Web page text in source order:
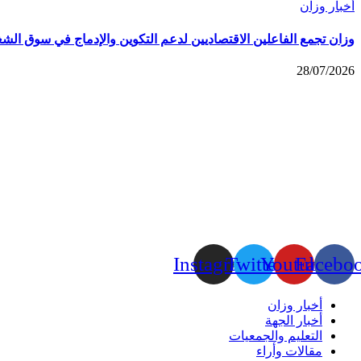
أخبار وزان
وزان تجمع الفاعلين الاقتصاديين لدعم التكوين والإدماج في سوق
28/07/2026
Youtube
Twitter
Instagram
أخبار وزان
أخبار الجهة
التعليم والجمعيات
مقالات وأراء